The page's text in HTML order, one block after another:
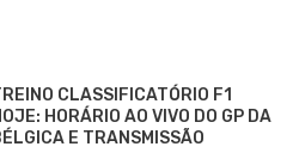
CLASSIFICATÓRIO F1
HORÁRIO AO VIVO DO GP DA
E TRANSMISSÃO